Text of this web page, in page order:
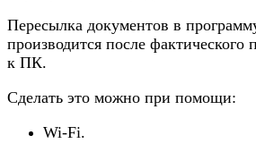
Пересылка документов в
производится после
к ПК.
Сделать это можно при помощи:
Wi-Fi.